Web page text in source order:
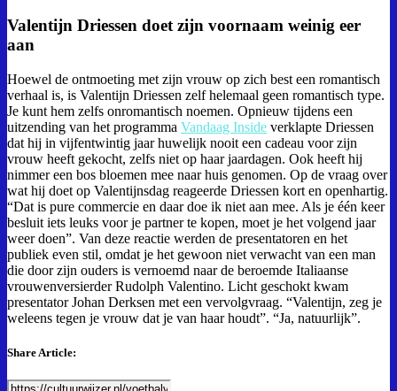
Valentijn Driessen doet zijn voornaam weinig eer
aan
Hoewel de ontmoeting met zijn vrouw op zich best een romantisch
verhaal is, is Valentijn Driessen zelf helemaal geen romantisch type.
Je kunt hem zelfs onromantisch noemen. Opnieuw tijdens een
uitzending van het programma Vandaag Inside verklapte Driessen
dat hij in vijfentwintig jaar huwelijk nooit een cadeau voor zijn
vrouw heeft gekocht, zelfs niet op haar jaardagen. Ook heeft hij
nimmer een bos bloemen mee naar huis genomen. Op de vraag over
wat hij doet op Valentijnsdag reageerde Driessen kort en openhartig.
“Dat is pure commercie en daar doe ik niet aan mee. Als je één keer
besluit iets leuks voor je partner te kopen, moet je het volgend jaar
weer doen”. Van deze reactie werden de presentatoren en het
publiek even stil, omdat je het gewoon niet verwacht van een man
die door zijn ouders is vernoemd naar de beroemde Italiaanse
vrouwenversierder Rudolph Valentino. Licht geschokt kwam
presentator Johan Derksen met een vervolgvraag. “Valentijn, zeg je
weleens tegen je vrouw dat je van haar houdt”. “Ja, natuurlijk”.
Share Article: